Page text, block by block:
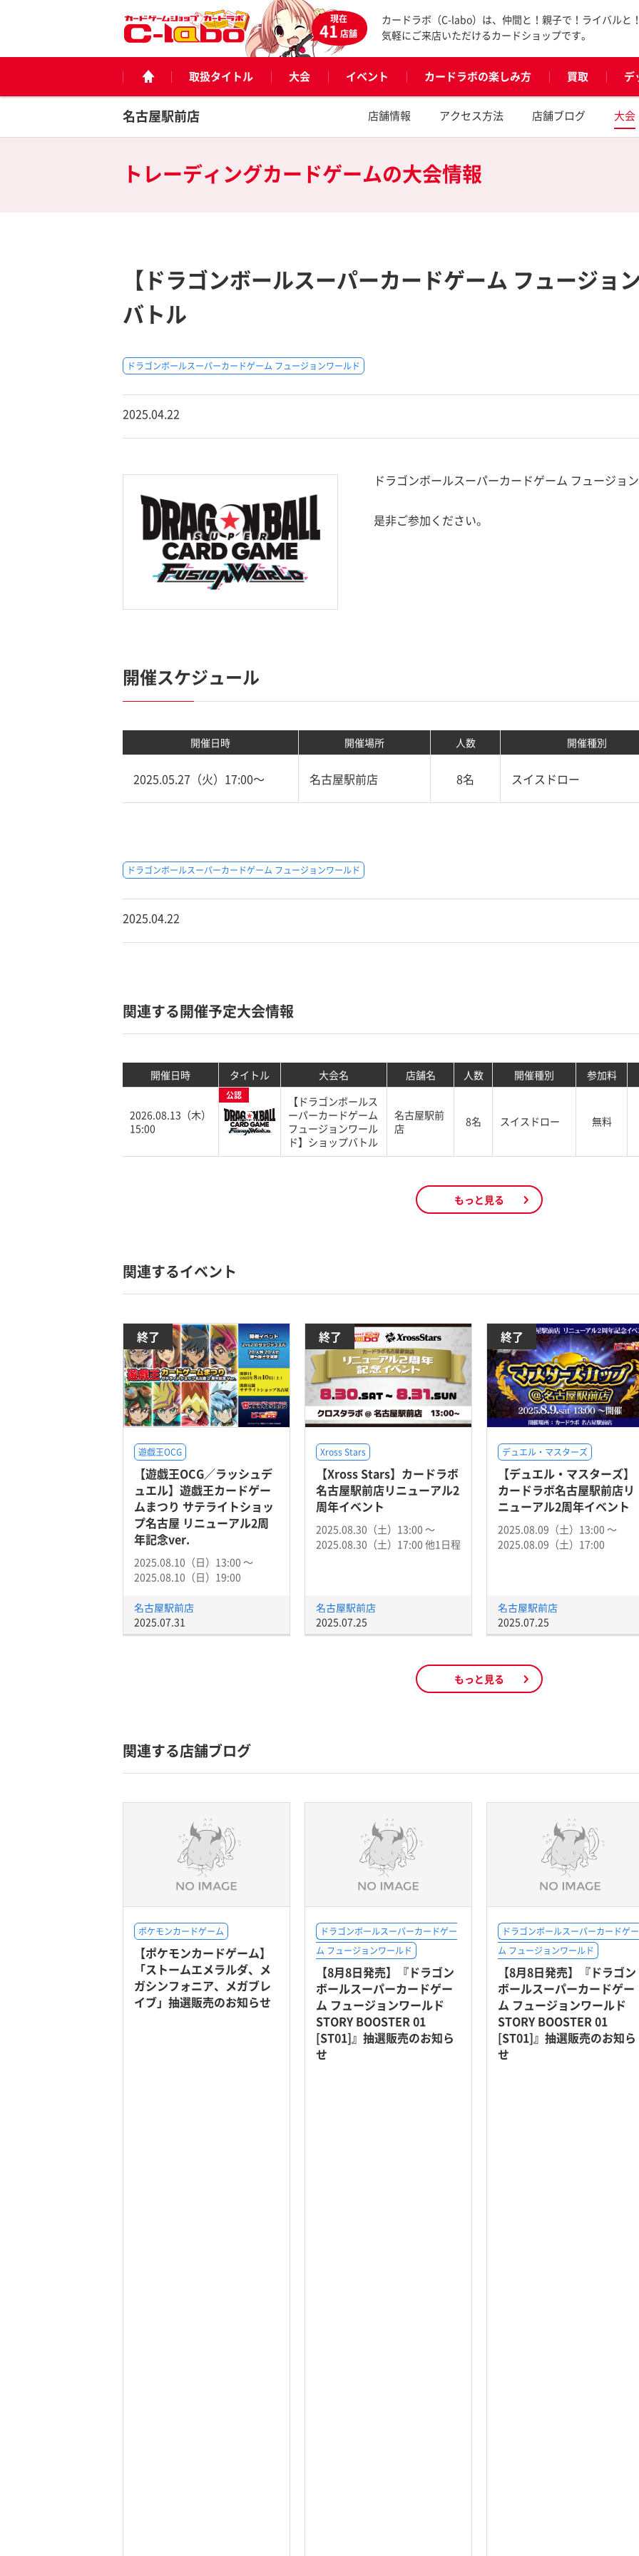
現在
41店舗
カードラボ（C-labo）は、仲間と！親子で！ライバルと！
気軽にご来店いただけるカードショップです。
取扱タイトル 大会 イベント カードラボの楽しみ方 買取 デ
名古屋駅前店 店舗情報 アクセス方法 店舗ブログ 大会
トレーディングカードゲームの大会情報
【ドラゴンボールスーパーカードゲーム フュージョ
バトル
ドラゴンボールスーパーカードゲーム フュージョンワールド
2025.04.22
ドラゴンボールスーパーカードゲーム フュージョ
是非ご参加ください。
開催スケジュール
開催日時 開催場所 人数 開催種別
2025.05.27（火）17:00〜 名古屋駅前店 8名 スイスドロー
ドラゴンボールスーパーカードゲーム フュージョンワールド
2025.04.22
関連する開催予定大会情報
開催日時 タイトル 大会名 店舗名 人数 開催種別 参加料
2026.08.13（木）
15:00
公認
【ドラゴンボールス
ーパーカードゲーム
フュージョンワール
ド】ショップバトル
名古屋駅前
店
8名 スイスドロー 無料
もっと見る
関連するイベント
終了
遊戯王OCG
【遊戯王OCG／ラッシュデ
ュエル】遊戯王カードゲー
ムまつり サテライトショッ
プ名古屋 リニューアル2周
年記念ver.
2025.08.10（日）13:00 〜
2025.08.10（日）19:00
名古屋駅前店
2025.07.31
終了
Xross Stars
【Xross Stars】カードラボ
名古屋駅前店リニューアル2
周年イベント
2025.08.30（土）13:00 〜
2025.08.30（土）17:00 他1日程
名古屋駅前店
2025.07.25
終了
デュエル・マスターズ
【デュエル・マスターズ】
カードラボ名古屋駅前店リ
ニューアル2周年イベント
2025.08.09（土）13:00 〜
2025.08.09（土）17:00
名古屋駅前店
2025.07.25
もっと見る
関連する店舗ブログ
ポケモンカードゲーム
【ポケモンカードゲーム】
「ストームエメラルダ、メ
ガシンフォニア、メガブレ
イブ」抽選販売のお知らせ
ドラゴンボールスーパーカードゲー
ム フュージョンワールド
【8月8日発売】『ドラゴン
ボールスーパーカードゲー
ム フュージョンワールド
STORY BOOSTER 01
[ST01]』抽選販売のお知ら
せ
ドラゴンボールスーパーカードゲー
ム フュージョンワールド
【8月8日発売】『ドラゴン
ボールスーパーカードゲー
ム フュージョンワールド
STORY BOOSTER 01
[ST01]』抽選販売のお知ら
せ